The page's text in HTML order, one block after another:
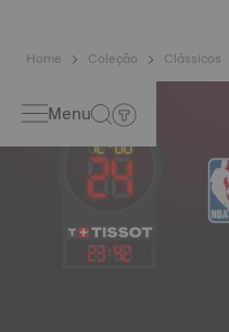
Home Coleção Clássicos
Menu
23:42